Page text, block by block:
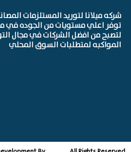
شركه ميلانا لتوريد المستلزمات
توفر اعلي مستويات من الجوده في
لتصبح من افضل الشركات في مجال
المواكبه لمتطلبات السوق المحلي